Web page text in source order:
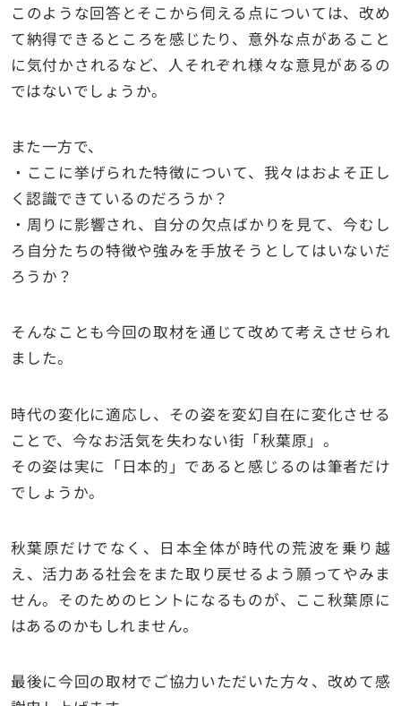
このような回答とそこから伺える点については、改め
て納得できるところを感じたり、意外な点があること
に気付かされるなど、人それぞれ様々な意見があるの
ではないでしょうか。
また一方で、
・ここに挙げられた特徴について、我々はおよそ正し
く認識できているのだろうか？
・周りに影響され、自分の欠点ばかりを見て、今むし
ろ自分たちの特徴や強みを手放そうとしてはいないだ
ろうか？
そんなことも今回の取材を通じて改めて考えさせられ
ました。
時代の変化に適応し、その姿を変幻自在に変化させる
ことで、今なお活気を失わない街「秋葉原」。
その姿は実に「日本的」であると感じるのは筆者だけ
でしょうか。
秋葉原だけでなく、日本全体が時代の荒波を乗り越
え、活力ある社会をまた取り戻せるよう願ってやみま
せん。そのためのヒントになるものが、ここ秋葉原に
はあるのかもしれません。
最後に今回の取材でご協力いただいた方々、改めて感